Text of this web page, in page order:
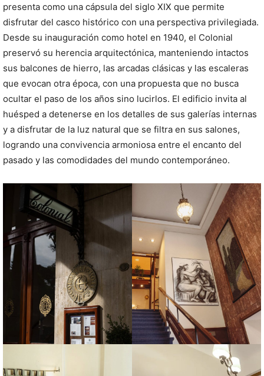
presenta como una cápsula del siglo XIX que permite
disfrutar del casco histórico con una perspectiva privilegiada.
Desde su inauguración como hotel en 1940, el Colonial
preservó su herencia arquitectónica, manteniendo intactos
sus balcones de hierro, las arcadas clásicas y las escaleras
que evocan otra época, con una propuesta que no busca
ocultar el paso de los años sino lucirlos. El edificio invita al
huésped a detenerse en los detalles de sus galerías internas
y a disfrutar de la luz natural que se filtra en sus salones,
logrando una convivencia armoniosa entre el encanto del
pasado y las comodidades del mundo contemporáneo.